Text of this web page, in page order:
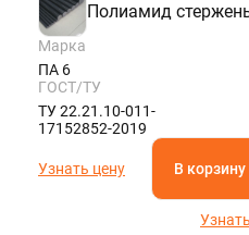
Полиамид
Марка
ПА 6
ГОСТ/ТУ
ТУ 22.21.10-011-
17152852-2019
Узнать цену В корзину